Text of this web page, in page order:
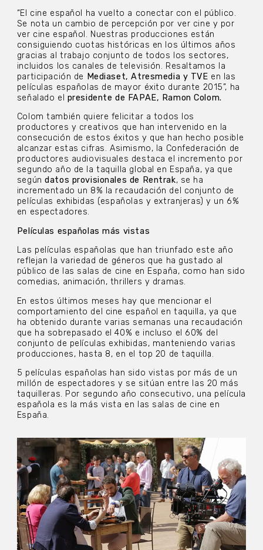
“El cine español ha vuelto a conectar con el público.
Se nota un cambio de percepción por ver cine y por
ver cine español. Nuestras producciones están
consiguiendo cuotas históricas en los últimos años
gracias al trabajo conjunto de todos los sectores,
incluidos los canales de televisión. Resaltamos la
participación de Mediaset, Atresmedia y TVE en las
películas españolas de mayor éxito durante 2015”, ha
señalado el presidente de FAPAE, Ramon Colom.
Colom también quiere felicitar a todos los
productores y creativos que han intervenido en la
consecución de estos éxitos y que han hecho posible
alcanzar estas cifras. Asimismo, la Confederación de
productores audiovisuales destaca el incremento por
segundo año de la taquilla global en España, ya que
según datos provisionales de Rentrak, se ha
incrementado un 8% la recaudación del conjunto de
películas exhibidas (españolas y extranjeras) y un 6%
en espectadores.
Películas españolas más vistas
Las películas españolas que han triunfado este año
reflejan la variedad de géneros que ha gustado al
público de las salas de cine en España, como han sido
comedias, animación, thrillers y dramas.
En estos últimos meses hay que mencionar el
comportamiento del cine español en taquilla, ya que
ha obtenido durante varias semanas una recaudación
que ha sobrepasado el 40% e incluso el 60% del
conjunto de películas exhibidas, manteniendo varias
producciones, hasta 8, en el top 20 de taquilla.
5 películas españolas han sido vistas por más de un
millón de espectadores y se sitúan entre las 20 más
taquilleras. Por segundo año consecutivo, una película
española es la más vista en las salas de cine en
España.